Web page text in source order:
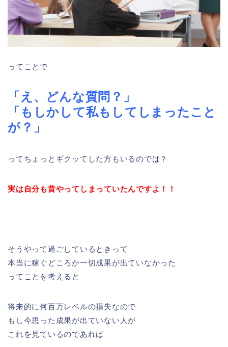
ってことで
「え、どんな質問？」
「もしかして私もしてしまったこと
が？」
ってちょっとギクッてした方もいるのでは？
実は自分も昔やってしまっていたんですよ！！
そうやって過ごしているときって
本当に稼ぐどころか一切成果が出ていなかった
ってことを考えると
将来的に何百万レベルの損失なので
もし今思った成果が出ていない人が
これを見ているのであれば